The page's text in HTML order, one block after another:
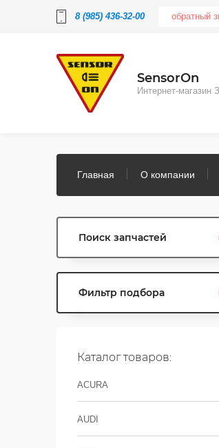
8 (985) 436-32-00 обратный
SensorOn
Интернет-магазин
Главная О компании
Поиск запчастей
Фильтр подбора
Каталог товаров:
ACURA
AUDI